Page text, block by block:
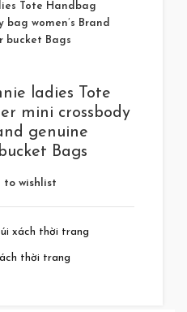
Tote Handbag
women’s Brand
bucket Bags
ladies Tote
mini crossbody
genuine
Bags
to wishlist
xách thời trang
thời trang